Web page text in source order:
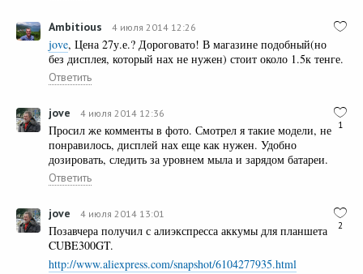
Ambitious 4 июля 2014 12:26
jove, Цена 27у.е.? Дороговато! В магазине подобный(но
без дисплея, который нах не нужен) стоит около 1.5к тенге.
Ответить
1
jove 4 июля 2014 12:36
Просил же комменты в фото. Смотрел я такие модели, не
понравилось, дисплей нах еще как нужен. Удобно
дозировать, следить за уровнем мыла и зарядом батареи.
Ответить
2
jove 4 июля 2014 13:01
Позавчера получил с алиэкспресса аккумы для планшета
CUBE300GT.
http://www.aliexpress.com/snapshot/6104277935.html